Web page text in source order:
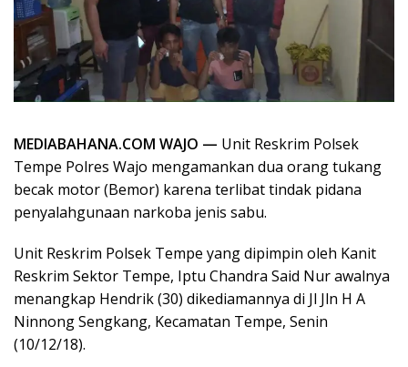
MEDIABAHANA.COM WAJO — Unit Reskrim Polsek
Tempe Polres Wajo mengamankan dua orang tukang
becak motor (Bemor) karena terlibat tindak pidana
penyalahgunaan narkoba jenis sabu.
Unit Reskrim Polsek Tempe yang dipimpin oleh Kanit
Reskrim Sektor Tempe, Iptu Chandra Said Nur awalnya
menangkap Hendrik (30) dikediamannya di Jl Jln H A
Ninnong Sengkang, Kecamatan Tempe, Senin
(10/12/18).